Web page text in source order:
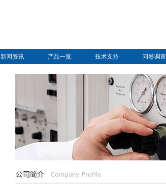
新闻资讯 产品一览 技术支持 问卷调查